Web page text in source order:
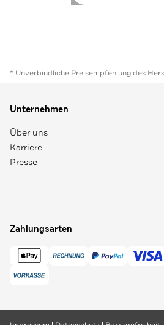
* Unverbindliche Preisempfehlung des
Unternehmen
Über uns
Karriere
Presse
Zahlungsarten